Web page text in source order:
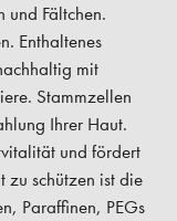
und Fältchen.
Enthaltenes
mit
Stammzellen
Ihrer Haut.
und fördert
zu schützen ist die
Paraffinen, PEGs